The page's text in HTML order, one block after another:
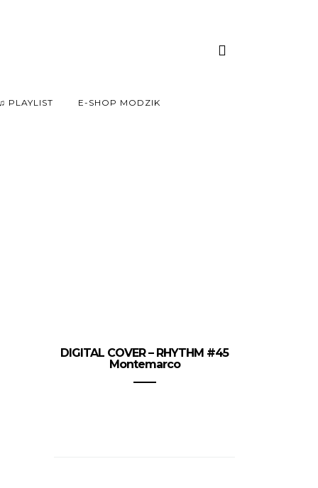
♫ PLAYLIST E-SHOP MODZIK
DIGITAL COVER – RHYTHM #45
Montemarco